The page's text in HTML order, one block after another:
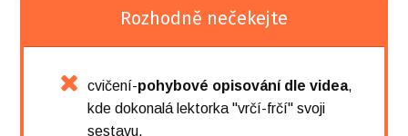
Rozhodně nečekejte
cvičení-pohybové opisování dle videa,
kde dokonalá lektorka "vrčí-frčí" svoji
sestavu,